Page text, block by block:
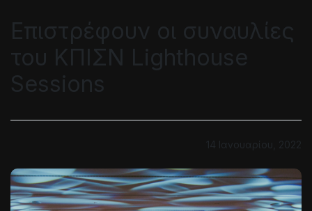
Επιστρέφoυν οι συναυλίες
του ΚΠΙΣΝ Lighthouse
Sessions
14 Ιανουαρίου, 2022